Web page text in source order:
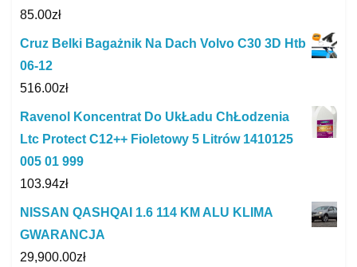
85.00zł
Cruz Belki Bagażnik Na Dach Volvo C30 3D Htb
06-12
516.00zł
Ravenol Koncentrat Do UkŁadu ChŁodzenia
Ltc Protect C12++ Fioletowy 5 Litrów 1410125
005 01 999
103.94zł
NISSAN QASHQAI 1.6 114 KM ALU KLIMA
GWARANCJA
29,900.00zł